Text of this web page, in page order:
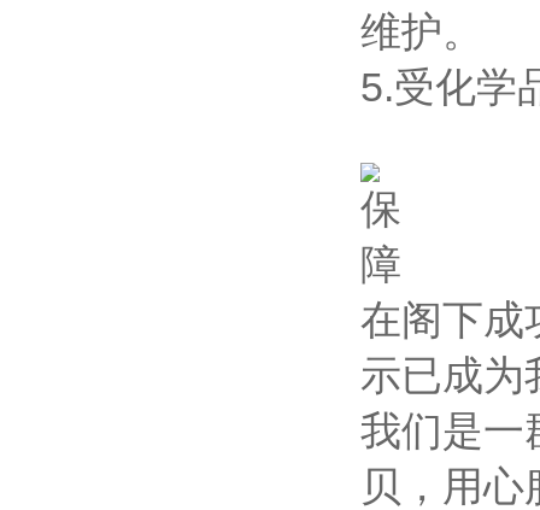
维护。
5.受化学
在阁下成
示已成为
我们是一
贝，用